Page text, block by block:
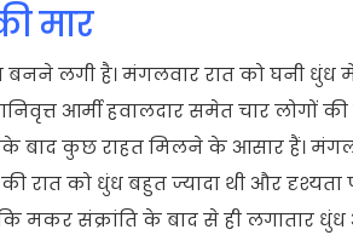
मार
लगी है। मंगलवार रात को घनी धुंध
आर्मी हवालदार समेत चार लोगों की
बाद कुछ राहत मिलने के आसार हैं।
की रात को धुंध बहुत ज्यादा थी और
मकर संक्रांति के बाद से ही लगातार